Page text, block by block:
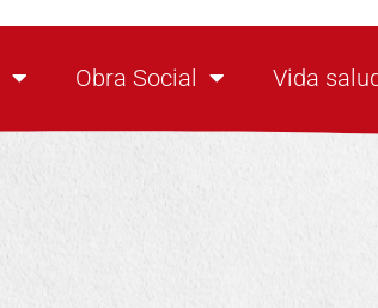
Obra Social Vida